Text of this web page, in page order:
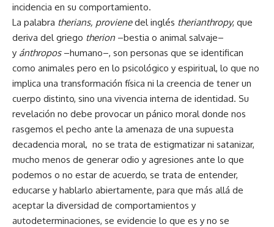
incidencia en su comportamiento.
La palabra therians, provienedel inglés therianthropy, que
deriva del griego therion –bestia o animal salvaje–
y ánthropos –humano–, son personas que se identifican
como animales pero en lo psicológico y espiritual, lo que no
implica una transformación física ni la creencia de tener un
cuerpo distinto, sino una vivencia interna de identidad. Su
revelación no debe provocar un pánico moral donde nos
rasgemos el pecho ante la amenaza de una supuesta
decadencia moral, no se trata de estigmatizar ni satanizar,
mucho menos de generar odio y agresiones ante lo que
podemos o no estar de acuerdo, se trata de entender,
educarse y hablarlo abiertamente, para que más allá de
aceptar la diversidad de comportamientos y
autodeterminaciones, se evidencie lo que es y no se